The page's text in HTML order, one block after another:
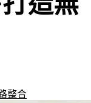
整合